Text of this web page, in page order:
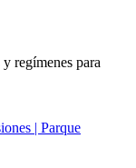
regímenes para
| Parque